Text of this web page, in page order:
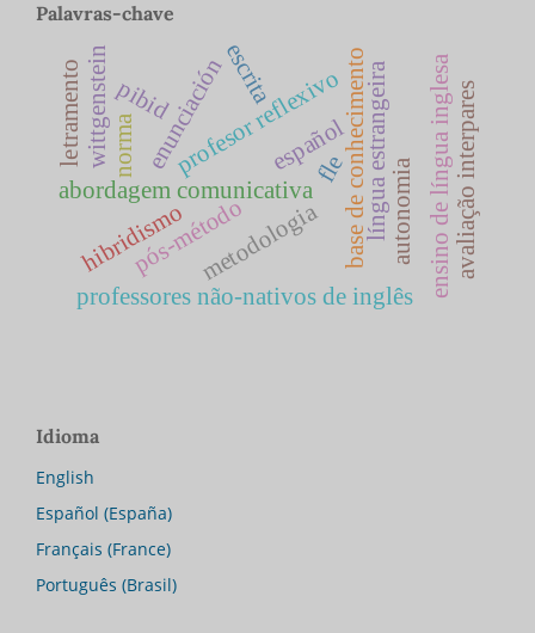
Palavras-chave
base de conhecimento
professores não-nativos de inglês ensino de língua inglesa
abordagem comunicativa
pós-método
profesor reflexivo
enunciación español
pibid língua estrangeiraautonomia
norma
escrita
avaliação interpares
wittgenstein
metodologia
fle
letramento
hibridismo
Idioma
English
Español (España)
Français (France)
Português (Brasil)